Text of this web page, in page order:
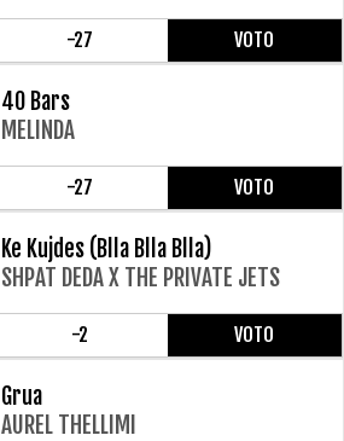
-27 VOTO
40 Bars
MELINDA
-27 VOTO
Ke Kujdes (Blla Blla Blla)
SHPAT DEDA X THE PRIVATE JETS
-2 VOTO
Grua
AUREL THELLIMI